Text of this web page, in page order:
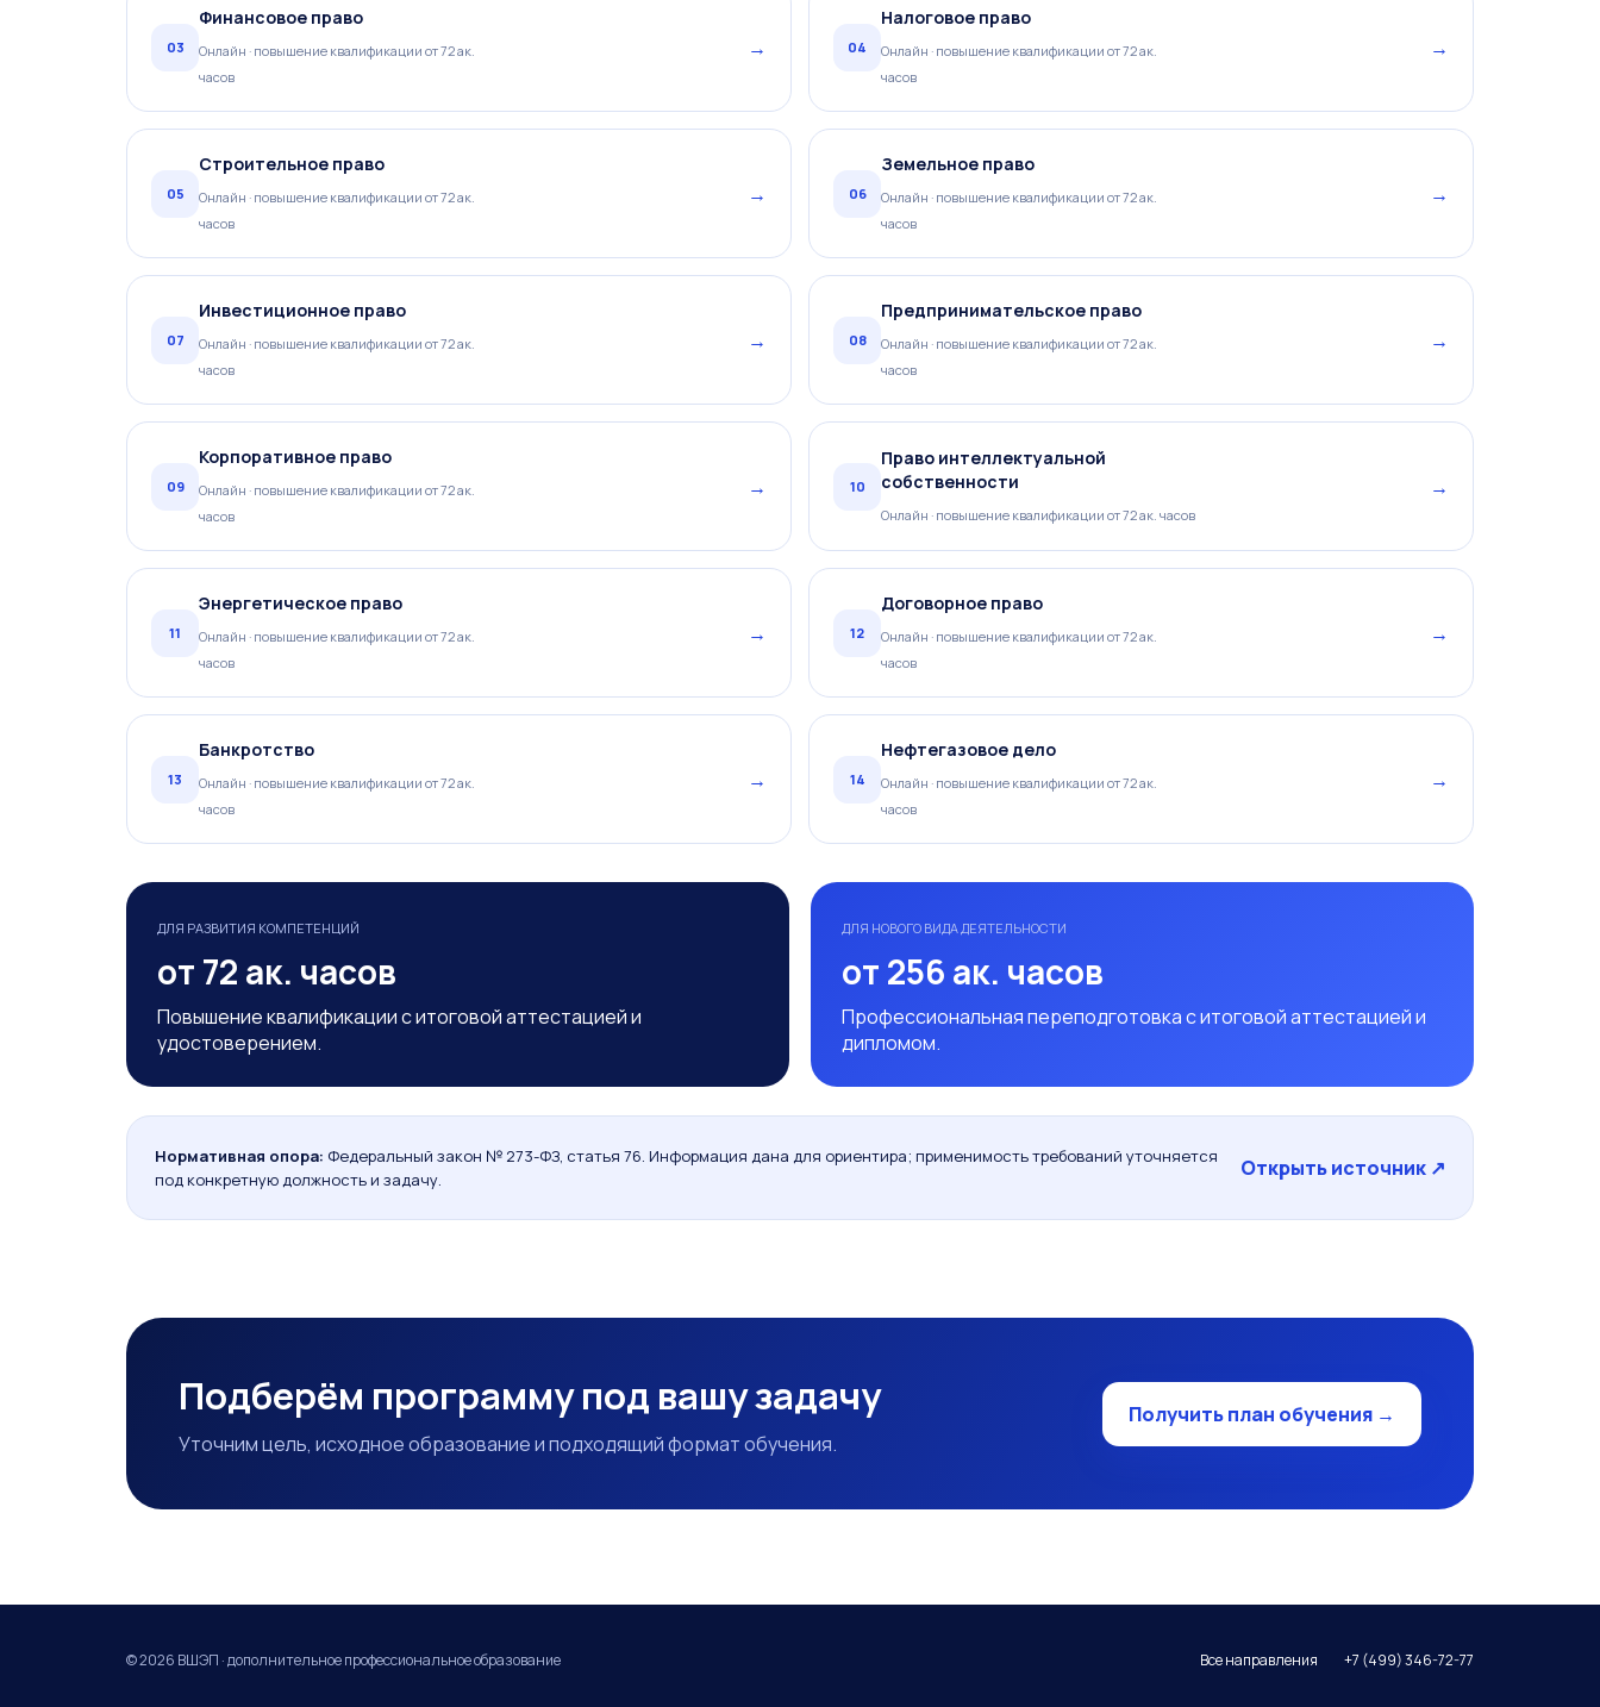
03
Финансовое право
Онлайн · повышение квалификации от 72 ак.
часов
→ 04
Налоговое право
Онлайн · повышение квалификации от 72 ак.
часов
→
05
Строительное право
Онлайн · повышение квалификации от 72 ак.
часов
→ 06
Земельное право
Онлайн · повышение квалификации от 72 ак.
часов
→
07
Инвестиционное право
Онлайн · повышение квалификации от 72 ак.
часов
→ 08
Предпринимательское право
Онлайн · повышение квалификации от 72 ак.
часов
→
09
Корпоративное право
Онлайн · повышение квалификации от 72 ак.
часов
→ 10
Право интеллектуальной
собственности
Онлайн · повышение квалификации от 72 ак. часов
→
11
Энергетическое право
Онлайн · повышение квалификации от 72 ак.
часов
→ 12
Договорное право
Онлайн · повышение квалификации от 72 ак.
часов
→
13
Банкротство
Онлайн · повышение квалификации от 72 ак.
часов
→ 14
Нефтегазовое дело
Онлайн · повышение квалификации от 72 ак.
часов
→
ДЛЯ РАЗВИТИЯ КОМПЕТЕНЦИЙ
от 72 ак. часов
Повышение квалификации с итоговой аттестацией и
удостоверением.
ДЛЯ НОВОГО ВИДА ДЕЯТЕЛЬНОСТИ
от 256 ак. часов
Профессиональная переподготовка с итоговой аттестацией и
дипломом.
Нормативная опора: Федеральный закон № 273-ФЗ, статья 76. Информация дана для ориентира; применимость требований уточняется
под конкретную должность и задачу.
Открыть источник ↗
Подберём программу под вашу задачу
Уточним цель, исходное образование и подходящий формат обучения.
Получить план обучения →
© 2026 ВШЭП · дополнительное профессиональное образование Все направления +7 (499) 346-72-77